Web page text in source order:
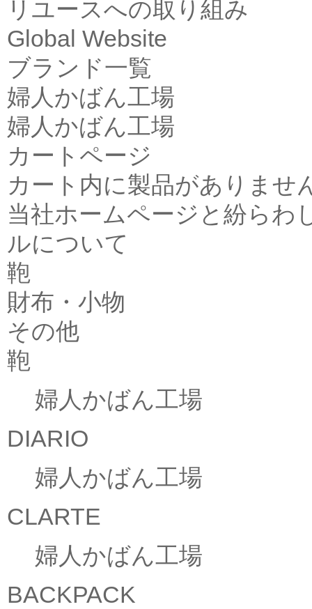
リユースへの取り組み
Global Website
ブランド一覧
婦人かばん工場
婦人かばん工場
カートページ
カート内に製品がありませ
当社ホームページと紛らわ
ルについて
鞄
財布・小物
その他
鞄
婦人かばん工場
DIARIO
婦人かばん工場
CLARTE
婦人かばん工場
BACKPACK